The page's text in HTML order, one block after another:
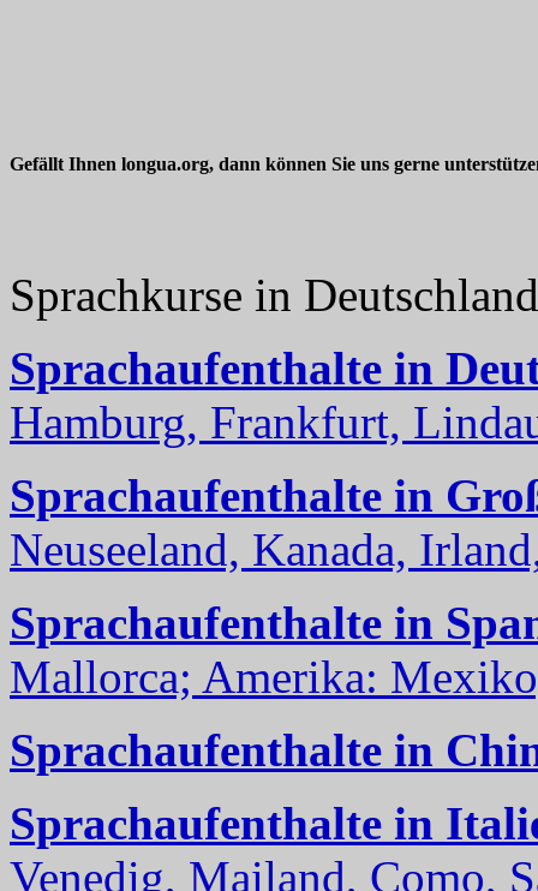
Gefällt Ihnen longua.org, dann können Sie uns gerne
Sprachkurse in
Sprachaufenthalte in
Hamburg, Frankfurt,
Sprachaufenthalte in
Neuseeland, Kanada,
Sprachaufenthalte in
Mallorca; Amerika:
Sprachaufenthalte in
Sprachaufenthalte in
Venedig, Mailand, Como,